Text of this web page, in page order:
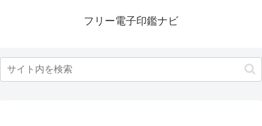
フリー電子印鑑ナビ